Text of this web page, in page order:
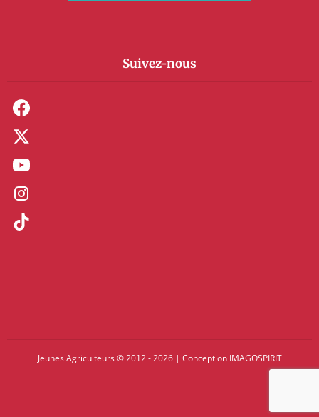
Suivez-nous
Jeunes Agriculteurs © 2012 - 2026 | Conception IMAGOSPIRIT